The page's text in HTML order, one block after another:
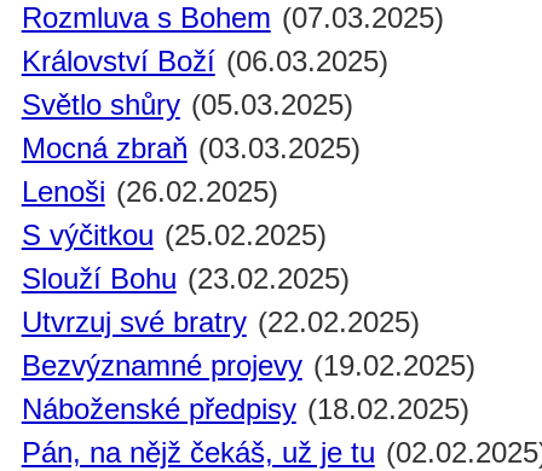
Rozmluva s Bohem (07.03.2025)
Království Boží (06.03.2025)
Světlo shůry (05.03.2025)
Mocná zbraň (03.03.2025)
Lenoši (26.02.2025)
S výčitkou (25.02.2025)
Slouží Bohu (23.02.2025)
Utvrzuj své bratry (22.02.2025)
Bezvýznamné projevy (19.02.2025)
Náboženské předpisy (18.02.2025)
Pán, na nějž čekáš, už je tu